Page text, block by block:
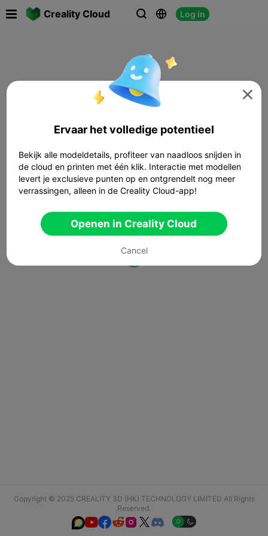
Creality Cloud   Log in
Copyright © 2025 CREALITY 3D (HK) TECHNOLOGY LIMITED All Rights
Reserved.
  

Ervaar het volledige potentieel
Bekijk alle modeldetails, profiteer van naadloos snijden in
de cloud en printen met één klik. Interactie met modellen
levert je exclusieve punten op en ontgrendelt nog meer
verrassingen, alleen in de Creality Cloud-app!
Openen in Creality Cloud
Cancel